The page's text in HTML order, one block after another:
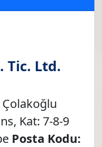
Tic. Ltd.
Kat: 7-8-9
Posta Kodu: